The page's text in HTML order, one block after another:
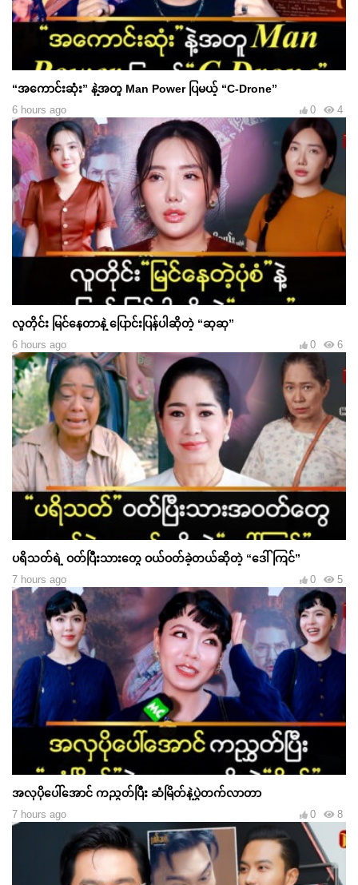
“အကောင်းဆုံး” နဲ့အတူ Man Power ပြမယ့် “C-Drone”
6 hours ago 4
0
လူတိုင်း မြင်နေတာနဲ့ ပြောင်းပြန်ပါဆိုတဲ့ “ဆုဆု”
6 hours ago 6
0
ပရိသတ်ရဲ့ ဝတ်ပြီးသားတွေ ဝယ်ဝတ်ခဲ့တယ်ဆိုတဲ့ “ဒေါ်ကြင်”
7 hours ago 5
0
အလှပိုပေါ်အောင် ကညွတ်ပြီး ဆံမြိတ်နဲ့ပွဲတက်လာတာ
7 hours ago 8
0